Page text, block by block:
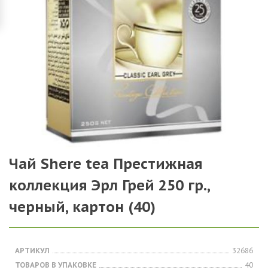
Чай Shere tea Престижная
коллекция Эрл Грей 250 гр.,
черный, картон (40)
АРТИКУЛ
32686
ТОВАРОВ В УПАКОВКЕ
40